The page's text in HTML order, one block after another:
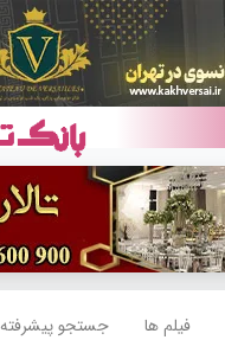
فیلم ها جستجو پیشرفته